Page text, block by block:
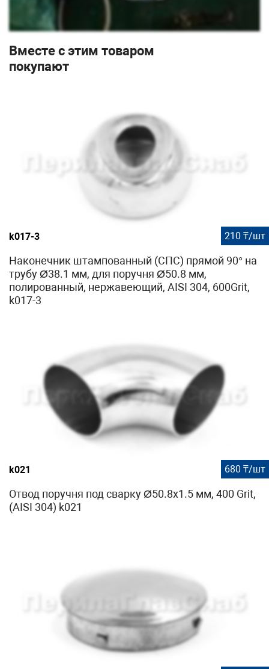
Вместе с этим товаром
покупают
k017-3 210 ₸/шт
Наконечник штампованный (СПС) прямой 90° на
трубу Ø38.1 мм, для поручня Ø50.8 мм,
полированный, нержавеющий, AISI 304, 600Grit,
k017-3
k021 680 ₸/шт
Отвод поручня под сварку Ø50.8х1.5 мм, 400 Grit,
(AISI 304) k021